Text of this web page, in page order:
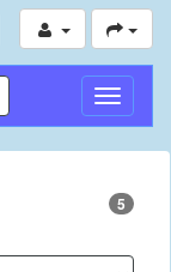
切
换
导
5